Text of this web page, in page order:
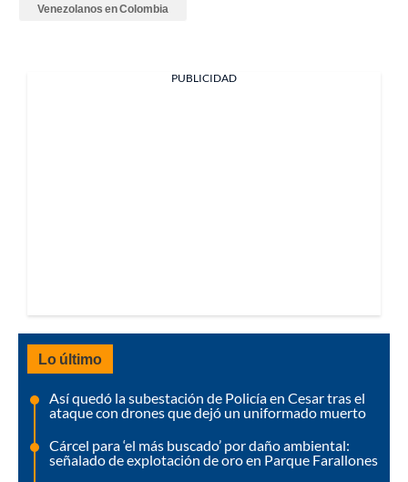
Venezolanos en Colombia
PUBLICIDAD
Lo último
Así quedó la subestación de Policía en Cesar tras el
ataque con drones que dejó un uniformado muerto
Cárcel para ‘el más buscado’ por daño ambiental:
señalado de explotación de oro en Parque Farallones